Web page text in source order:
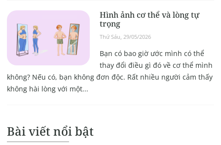
Hình ảnh cơ thể và lòng tự
trọng
Thứ Sáu, 29/05/2026
Bạn có bao giờ ước mình có thể
thay đổi điều gì đó về cơ thể mình
không? Nếu có, bạn không đơn độc. Rất nhiều người cảm thấy
không hài lòng với một...
Bài viết nổi bật